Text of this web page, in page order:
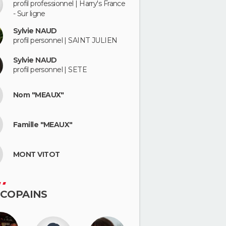
profil professionnel | Harry's France
- Sur ligne
Sylvie NAUD
profil personnel | SAINT JULIEN
Sylvie NAUD
profil personnel | SETE
Nom "MEAUX"
Famille "MEAUX"
MONT VITOT